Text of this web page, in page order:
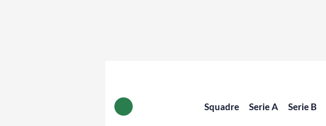
Squadre Serie A Serie B